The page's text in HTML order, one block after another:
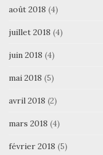
août 2018 (4)
juillet 2018 (4)
juin 2018 (4)
mai 2018 (5)
avril 2018 (2)
mars 2018 (4)
février 2018 (5)